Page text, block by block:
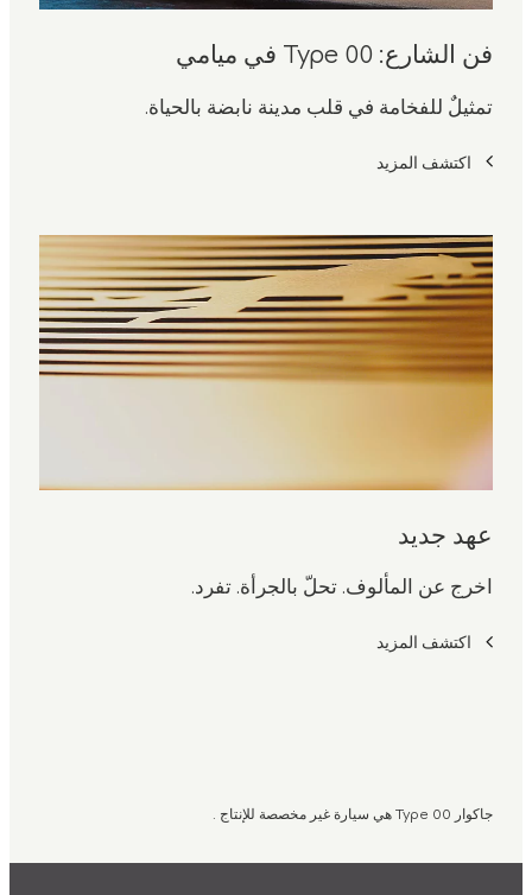
فن الشارع: Type 00 في ميامي
تمثيلٌ للفخامة في قلب مدينة نابضة بالحياة.
اكتشف المزيد
عهد جديد
اخرج عن المألوف. تحلّ بالجرأة. تفرد.
اكتشف المزيد
جاكوار Type 00 هي سيارة غير مخصصة للإنتاج .